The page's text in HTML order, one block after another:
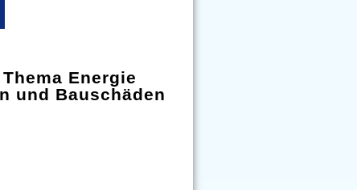
Energie
und Bauschäden